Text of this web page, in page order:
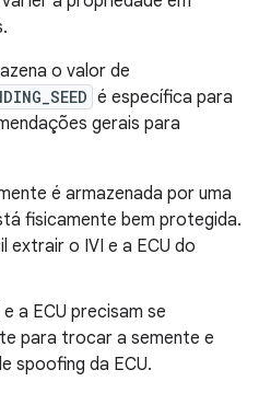
o valor de
é específica para
gerais para
é armazenada por uma
fisicamente bem protegida.
o IVI e a ECU do
e a ECU precisam se
para trocar a semente e
spoofing da ECU.